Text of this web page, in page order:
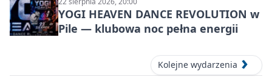
YOGI HEAVEN DANCE REVOLUTION w
Pile — klubowa noc pełna energii
Kolejne wydarzenia